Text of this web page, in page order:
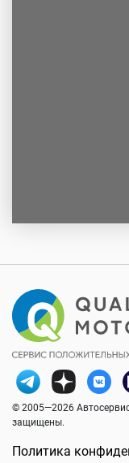
© 2005—2026
защищены.
Политика